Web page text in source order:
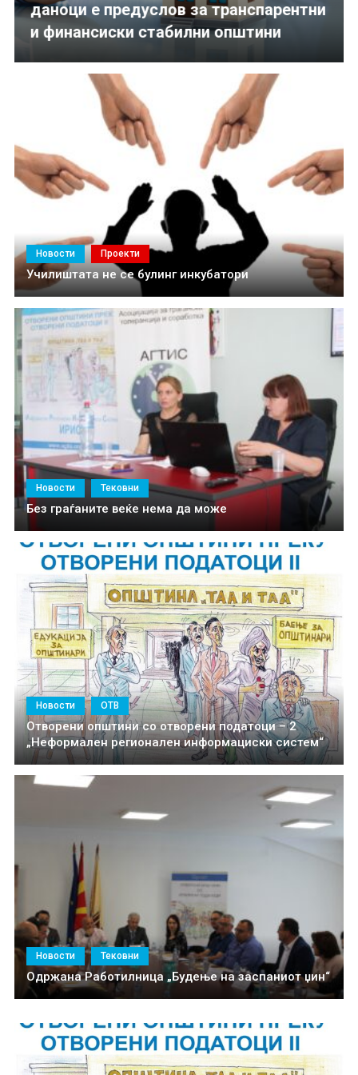
транспарентни и финансиски стабилни општини
даноци е предуслов за транспарентни
и финансиски стабилни општини
Новости Проекти
Училиштата не се булинг инкубатори
Новости Тековни
Без граѓаните веќе нема да може
Новости ОТВ
Отворени општини со отворени податоци – 2
„Неформален регионален информациски систем“
Новости Тековни
Одржана Работилница „Будење на заспаниот џин“